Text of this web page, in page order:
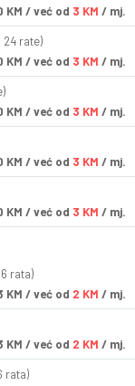
KM / već od 3 KM / mj.
24 rate)
KM / već od 3 KM / mj.
KM / već od 3 KM / mj.
KM / već od 3 KM / mj.
KM / već od 3 KM / mj.
rata)
KM / već od 2 KM / mj.
KM / već od 2 KM / mj.
rata)